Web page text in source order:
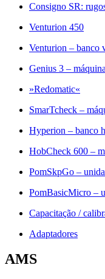
Consigno SR:
Venturion 450
Venturion – banco
Genius 3 –
»Redomatic«
SmarTcheck –
Hyperion – banco
HobCheck 600 –
PomSkpGo –
PomBasicMicro –
Capacitação /
Adaptadores
AMS